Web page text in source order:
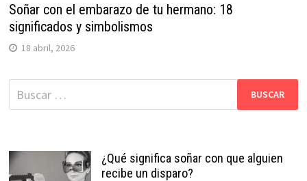
Soñar con el embarazo de tu hermano: 18
significados y simbolismos
18 abril, 2026
Buscar:
¿Qué significa soñar con que alguien
recibe un disparo?